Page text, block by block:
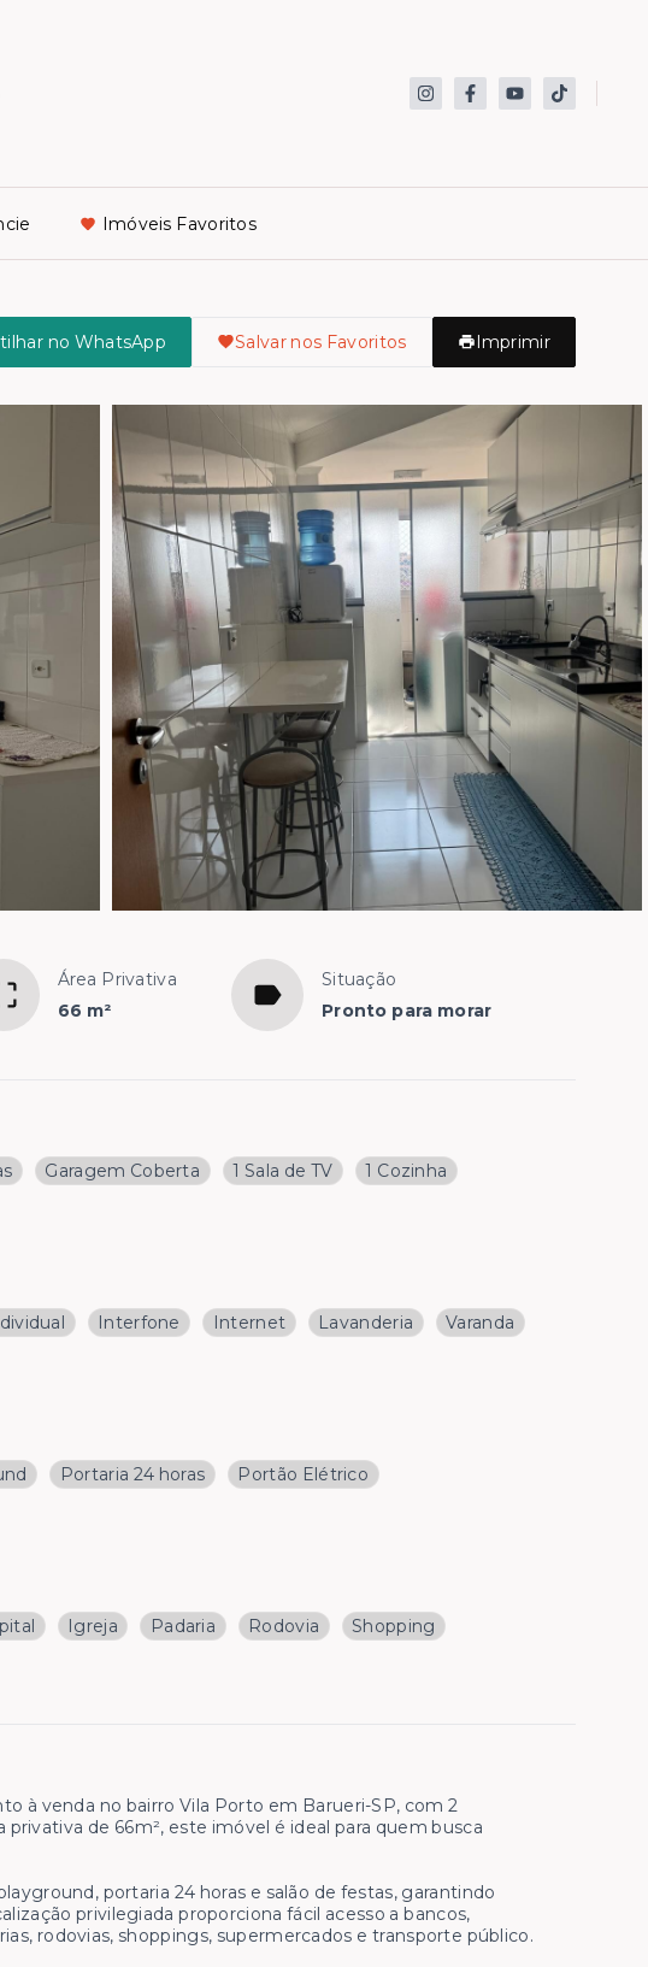
Imóveis Favoritos
no WhatsApp Salvar nos Favoritos Imprimir
Área Privativa
66 m²
Situação
Pronto para morar
Garagem Coberta 1 Sala de TV
1 Cozinha
Interfone Internet Lavanderia
Varanda
Portaria 24 horas
Portão Elétrico
Igreja Padaria Rodovia
Shopping
à venda no bairro Vila Porto em Barueri-SP, com 2
de 66m², este imóvel é ideal para quem busca
portaria 24 horas e salão de festas, garantindo
privilegiada proporciona fácil acesso a bancos,
rodovias, shoppings, supermercados e transporte público.